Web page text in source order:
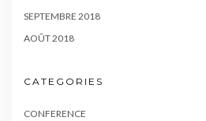
SEPTEMBRE 2018
AOÛT 2018
CATEGORIES
CONFERENCE